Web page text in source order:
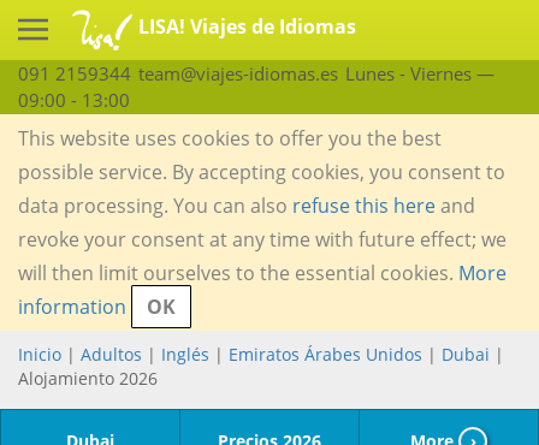
LISA! Viajes de Idiomas
091 2159344 team@viajes-idiomas.es Lunes - Viernes —
09:00 - 13:00
This website uses cookies to offer you the best
possible service. By accepting cookies, you consent to
data processing. You can also refuse this hereand
revoke your consent at any time with future effect; we
will then limit ourselves to the essential cookies. More
information
OK
Inicio | Adultos | Inglés | Emiratos Árabes Unidos | Dubai |
Alojamiento 2026